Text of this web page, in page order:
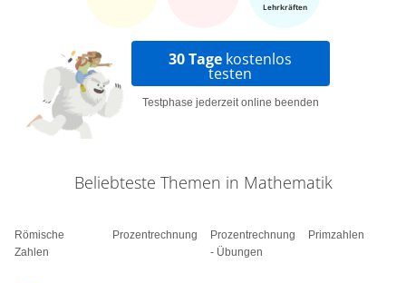
Lehrkräften
30 Tage kostenlos
testen
Testphase jederzeit online beenden
Beliebteste Themen in Mathematik
Römische
Zahlen
Prozentrechnung
Prozentrechnung
- Übungen
Primzahlen